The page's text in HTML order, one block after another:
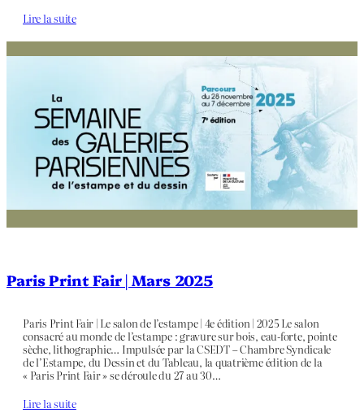
Lire la suite
Paris Print Fair | Mars 2025
Paris Print Fair | Le salon de l’estampe | 4e édition | 2025 Le salon
consacré au monde de l’estampe : gravure sur bois, eau-forte, pointe
sèche, lithographie… Impulsée par la CSEDT – Chambre Syndicale
de l’Estampe, du Dessin et du Tableau, la quatrième édition de la
« Paris Print Fair » se déroule du 27 au 30…
Lire la suite